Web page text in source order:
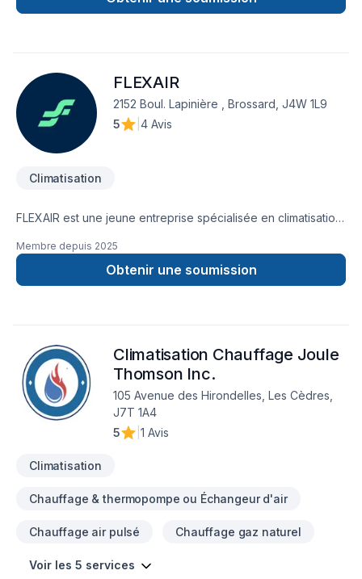
résidentiels et commerciaux.
FLEXAIR
2152 Boul. Lapinière , Brossard, J4W 1L9
5
4 Avis
Climatisation
FLEXAIR est une jeune entreprise spécialisée en climatisation
domaine.Nous nous engageons à vous offrir un service
complet, professionnel et sans tracas pour l’installation, le
remplacement et l’entretien de thermopompes et climatiseurs
Membre depuis 2025
Obtenir une soumission
Climatisation Chauffage Joule
Thomson Inc.
105 Avenue des Hirondelles, Les Cèdres,
J7T 1A4
5
1 Avis
Climatisation
Chauffage & thermopompe ou Échangeur d'air
Chauffage air pulsé Chauffage gaz naturel
Voir les 5 services